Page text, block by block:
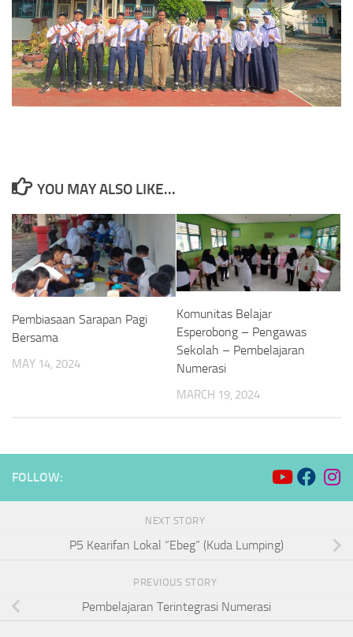
YOU MAY ALSO LIKE...
Pembiasaan Sarapan Pagi
Bersama
MAY 14, 2024
Komunitas Belajar
Esperobong – Pengawas
Sekolah – Pembelajaran
Numerasi
MARCH 19, 2024
FOLLOW:
NEXT STORY
P5 Kearifan Lokal “Ebeg” (Kuda Lumping)
PREVIOUS STORY
Pembelajaran Terintegrasi Numerasi